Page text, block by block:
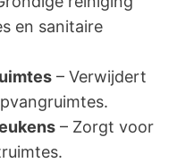
en sanitaire
– Verwijdert
– Zorgt voor